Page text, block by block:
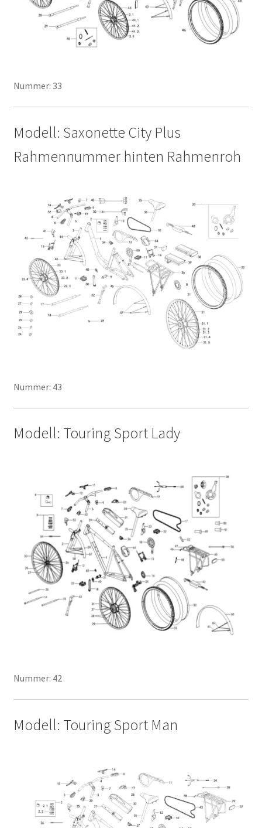
Nummer: 33
Modell: Saxonette City Plus
Rahmennummer hinten Rahmenroh
Nummer: 43
Modell: Touring Sport Lady
Nummer: 42
Modell: Touring Sport Man